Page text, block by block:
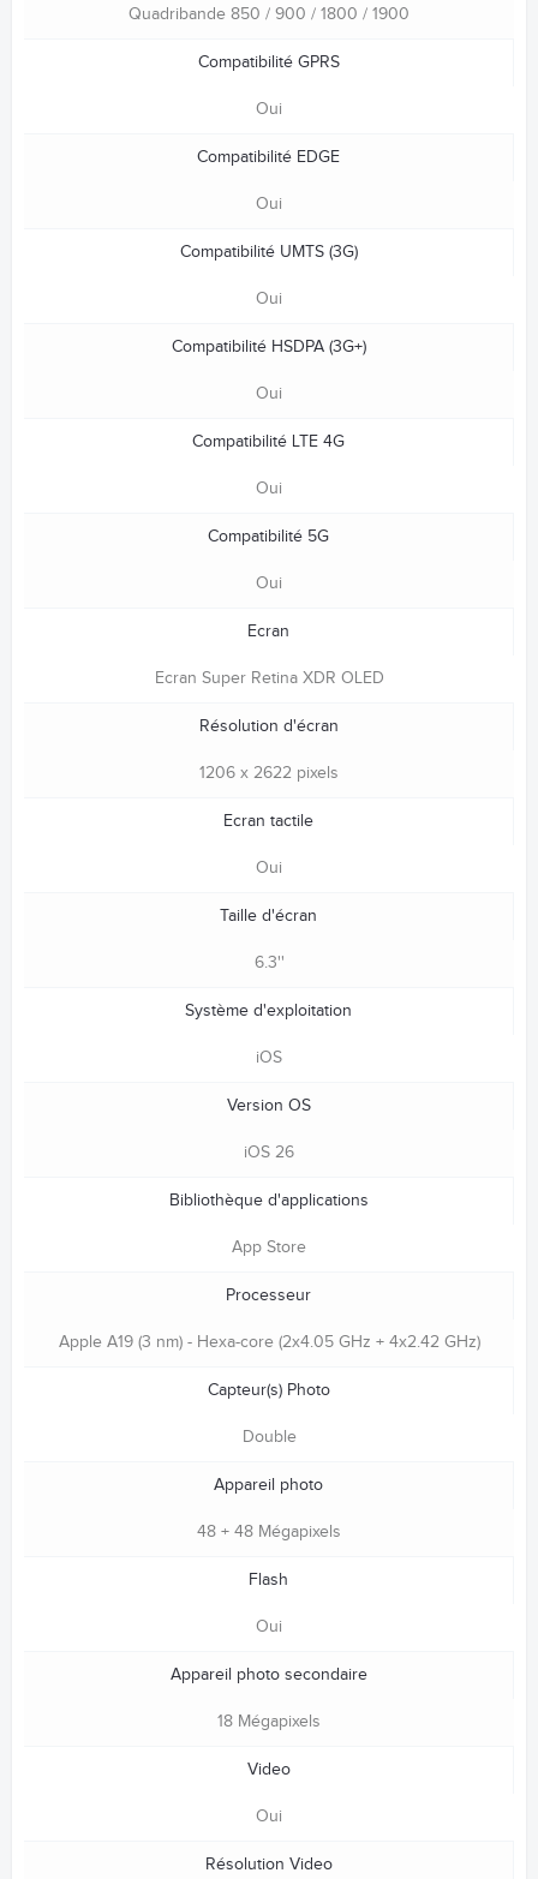
Quadribande 850 / 900 / 1800 / 1900
Compatibilité GPRS
Oui
Compatibilité EDGE
Oui
Compatibilité UMTS (3G)
Oui
Compatibilité HSDPA (3G+)
Oui
Compatibilité LTE 4G
Oui
Compatibilité 5G
Oui
Ecran
Ecran Super Retina XDR OLED
Résolution d'écran
1206 x 2622 pixels
Ecran tactile
Oui
Taille d'écran
6.3''
Système d'exploitation
iOS
Version OS
iOS 26
Bibliothèque d'applications
App Store
Processeur
Apple A19 (3 nm) - Hexa-core (2x4.05 GHz + 4x2.42 GHz)
Capteur(s) Photo
Double
Appareil photo
48 + 48 Mégapixels
Flash
Oui
Appareil photo secondaire
18 Mégapixels
Video
Oui
Résolution Video